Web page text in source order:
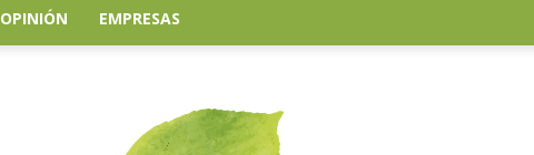
OPINIÓN EMPRESAS